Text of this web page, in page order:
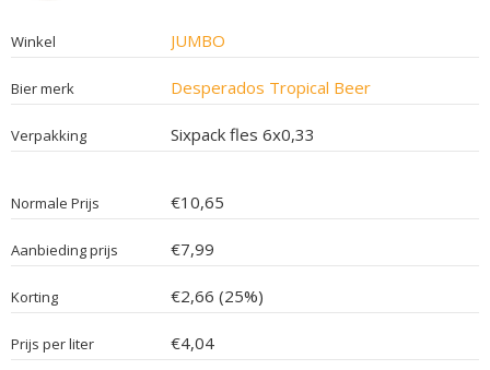
Winkel JUMBO
Bier merk Desperados Tropical Beer
Verpakking Sixpack fles 6x0,33
Normale Prijs €10,65
Aanbieding prijs €7,99
Korting €2,66 (25%)
Prijs per liter €4,04